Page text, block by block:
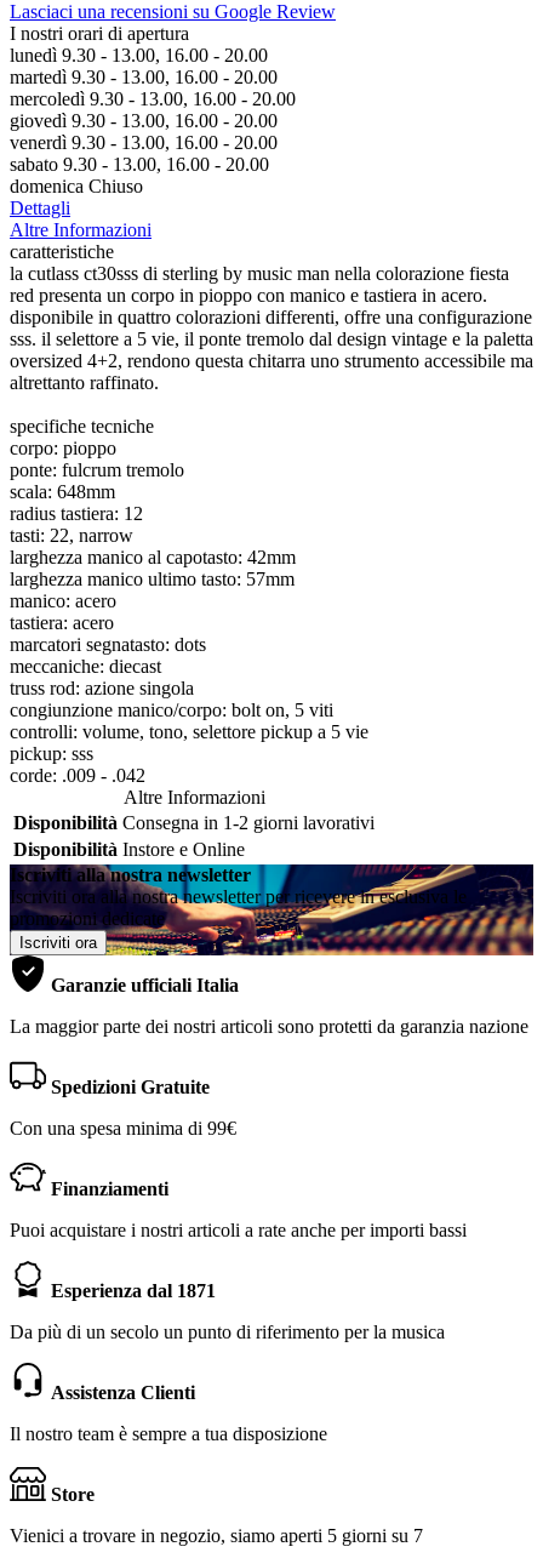
Lasciaci una recensioni su Google Review
I nostri orari di apertura
lunedì 9.30 - 13.00, 16.00 - 20.00
martedì 9.30 - 13.00, 16.00 - 20.00
mercoledì 9.30 - 13.00, 16.00 - 20.00
giovedì 9.30 - 13.00, 16.00 - 20.00
venerdì 9.30 - 13.00, 16.00 - 20.00
sabato 9.30 - 13.00, 16.00 - 20.00
domenica Chiuso
Dettagli
Altre Informazioni
caratteristiche
la cutlass ct30sss di sterling by music man nella colorazione fiesta
red presenta un corpo in pioppo con manico e tastiera in acero.
disponibile in quattro colorazioni differenti, offre una configurazione
sss. il selettore a 5 vie, il ponte tremolo dal design vintage e la paletta
oversized 4+2, rendono questa chitarra uno strumento accessibile ma
altrettanto raffinato.
specifiche tecniche
corpo: pioppo
ponte: fulcrum tremolo
scala: 648mm
radius tastiera: 12
tasti: 22, narrow
larghezza manico al capotasto: 42mm
larghezza manico ultimo tasto: 57mm
manico: acero
tastiera: acero
marcatori segnatasto: dots
meccaniche: diecast
truss rod: azione singola
congiunzione manico/corpo: bolt on, 5 viti
controlli: volume, tono, selettore pickup a 5 vie
pickup: sss
corde: .009 - .042
Altre Informazioni
Disponibilità Consegna in 1-2 giorni lavorativi
Disponibilità Instore e Online
Iscriviti alla nostra newsletter
Iscriviti ora alla nostra newsletter per ricevere in esclusiva le
promozioni dedicate
Iscriviti ora
Garanzie ufficiali Italia
La maggior parte dei nostri articoli sono protetti da garanzia nazione
Spedizioni Gratuite
Con una spesa minima di 99€
Finanziamenti
Puoi acquistare i nostri articoli a rate anche per importi bassi
Esperienza dal 1871
Da più di un secolo un punto di riferimento per la musica
Assistenza Clienti
Il nostro team è sempre a tua disposizione
Store
Vienici a trovare in negozio, siamo aperti 5 giorni su 7